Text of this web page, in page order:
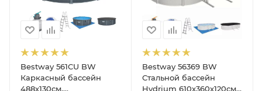
(вакуумный очиститель, щетка для дна, шланг 6м, ручка
Bestway 561CU BW
Каркасный бассейн
488х130см,
Bestway 56369 BW
Стальной бассейн
Hydrium 610х360х120см,